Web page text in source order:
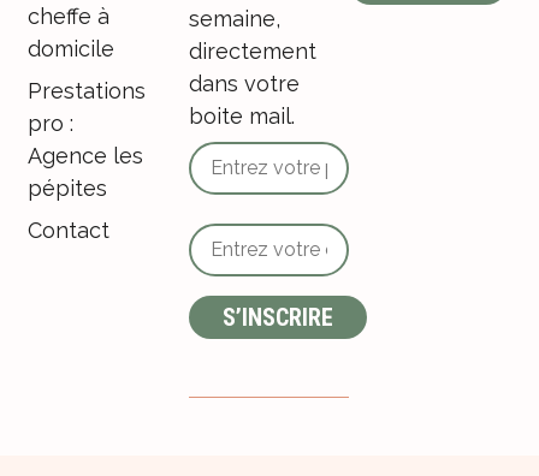
cheffe à
domicile
Prestations
pro :
Agence les
pépites
Contact
semaine,
directement
dans votre
boite mail.